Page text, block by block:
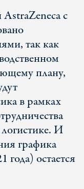
с
так как
плану,
в рамках
И
графика
года) остается